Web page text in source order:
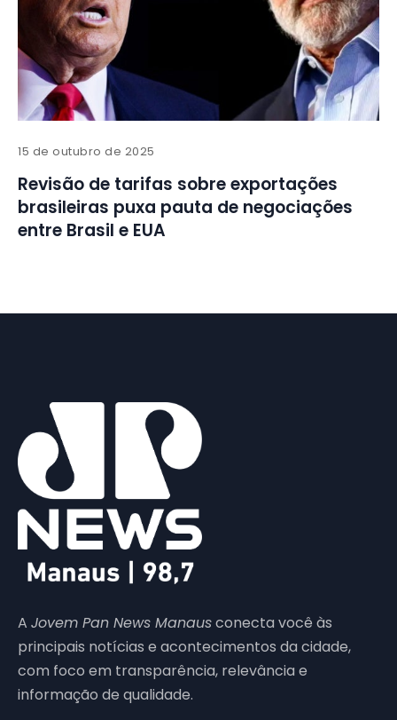
15 de outubro de 2025
Revisão de tarifas sobre exportações
brasileiras puxa pauta de negociações
entre Brasil e EUA
A Jovem Pan News Manausconecta você às
principais notícias e acontecimentos da cidade,
com foco em transparência, relevância e
informação de qualidade.